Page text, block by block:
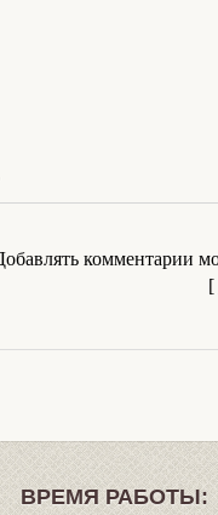
комментарии
[
ВРЕМЯ РАБОТЫ: